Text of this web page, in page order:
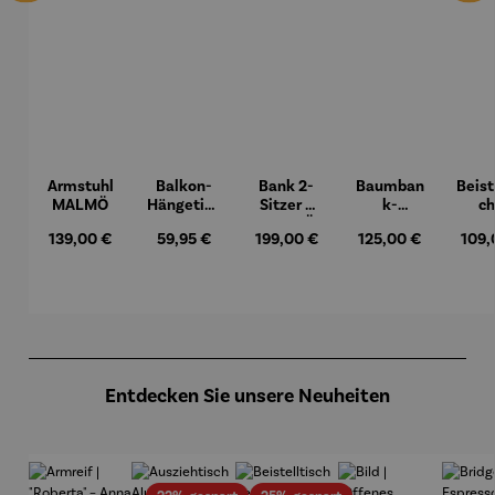
Armstuhl
MALMÖ
Regulärer Preis:
139,00 €
Balkon-
Hängetisc
BERKELE
Regulärer Preis:
59,95 €
Bank 2-
Sitzer –
Regulärer Preis:
199,00 €
Baumban
k-
Regulärer Preis:
125,00 €
Entdecken Sie unsere Neuheiten